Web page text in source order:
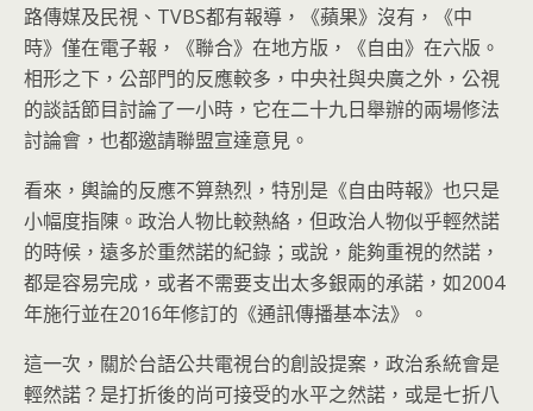
路傳媒及民視、TVBS都有報導，《蘋果》沒有，《中
時》僅在電子報，《聯合》在地方版，《自由》在六版。
相形之下，公部門的反應較多，中央社與央廣之外，公視
的談話節目討論了一小時，它在二十九日舉辦的兩場修法
討論會，也都邀請聯盟宣達意見。
看來，輿論的反應不算熱烈，特別是《自由時報》也只是
小幅度指陳。政治人物比較熱絡，但政治人物似乎輕然諾
的時候，遠多於重然諾的紀錄；或說，能夠重視的然諾，
都是容易完成，或者不需要支出太多銀兩的承諾，如2004
年施行並在2016年修訂的《通訊傳播基本法》。
這一次，關於台語公共電視台的創設提案，政治系統會是
輕然諾？是打折後的尚可接受的水平之然諾，或是七折八